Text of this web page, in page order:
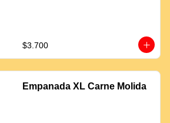
$3.700
Empanada XL Carne Molida